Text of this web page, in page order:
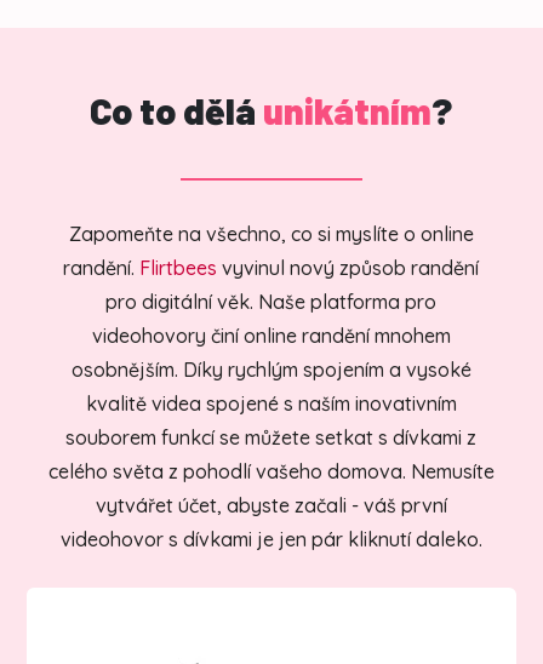
Co to dělá unikátním?
Zapomeňte na všechno, co si myslíte o online
randění. Flirtbeesvyvinul nový způsob randění
pro digitální věk. Naše platforma pro
videohovory činí online randění mnohem
osobnějším. Díky rychlým spojením a vysoké
kvalitě videa spojené s naším inovativním
souborem funkcí se můžete setkat s dívkami z
celého světa z pohodlí vašeho domova. Nemusíte
vytvářet účet, abyste začali - váš první
videohovor s dívkami je jen pár kliknutí daleko.